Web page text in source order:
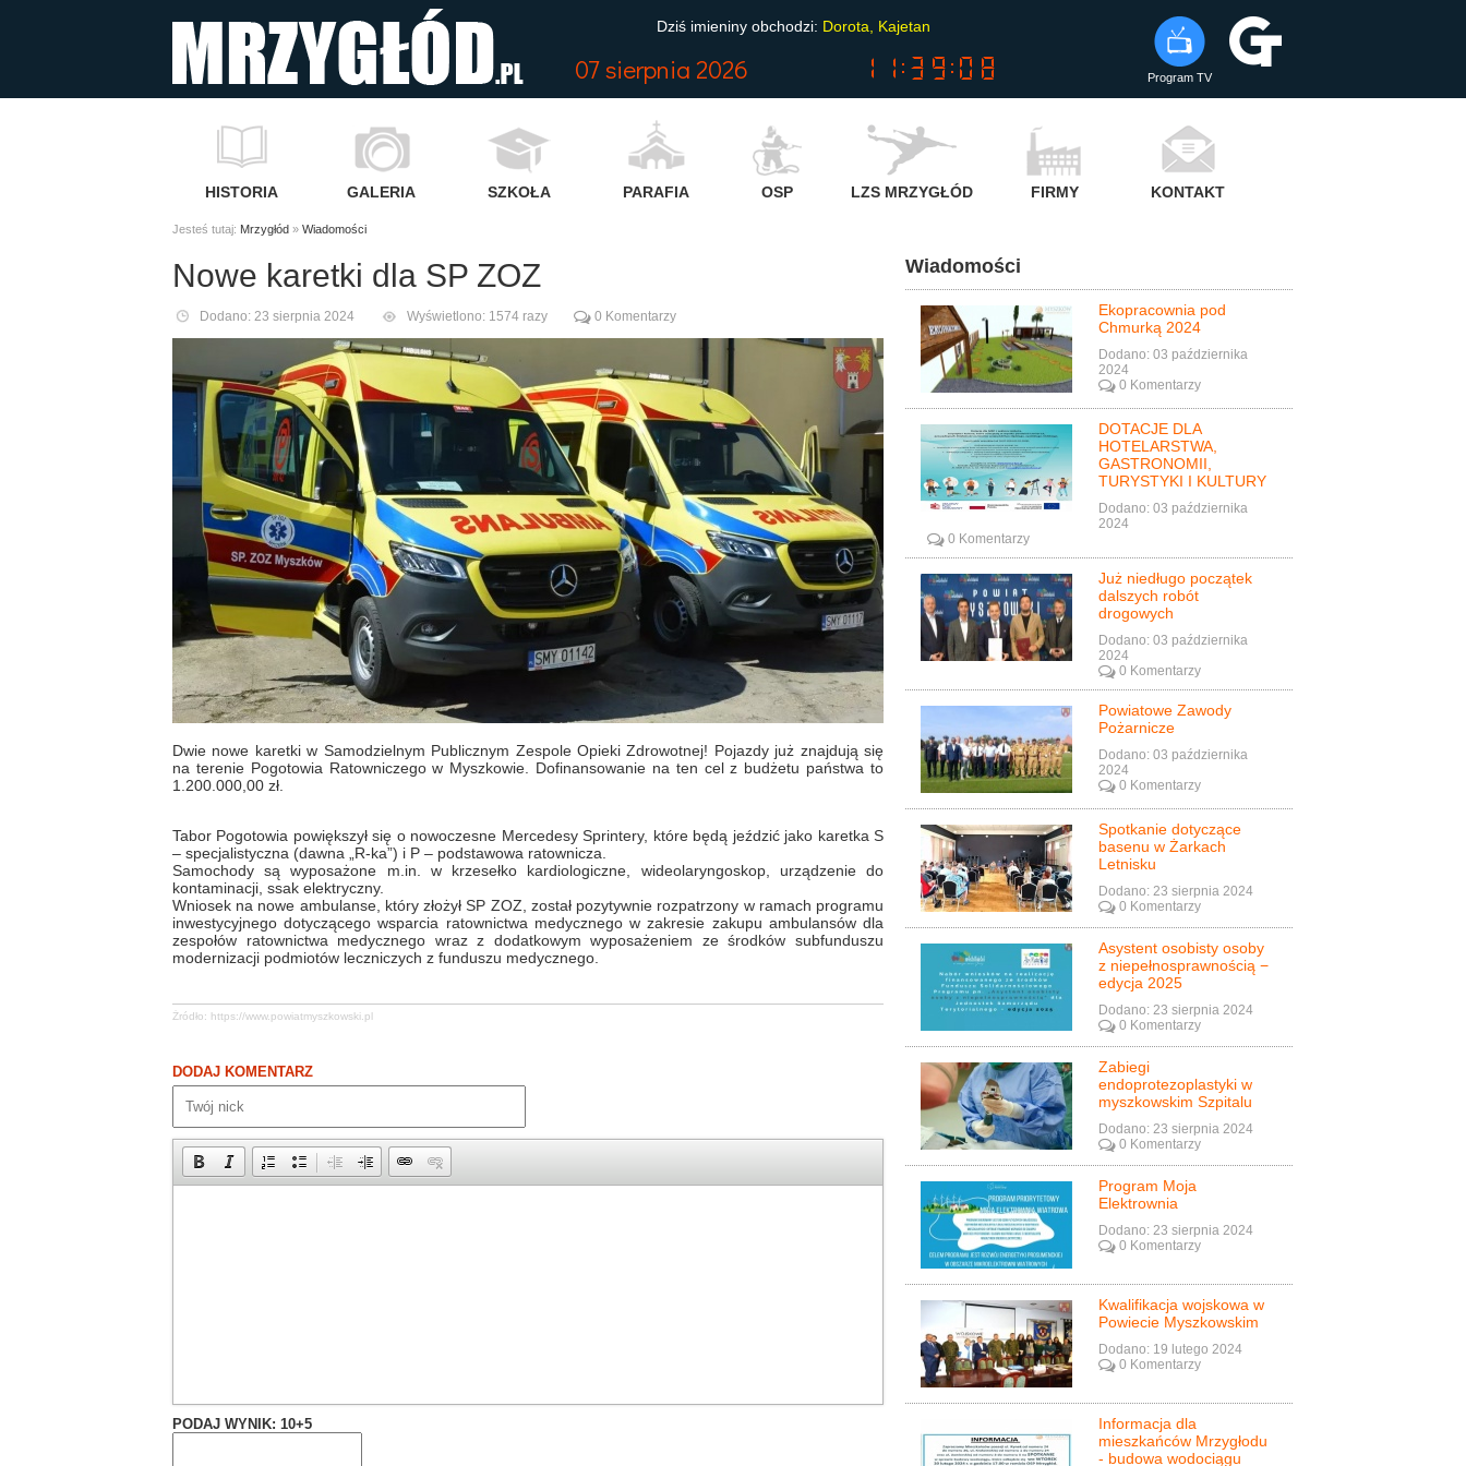
Dziś imieniny obchodzi: Dorota, Kajetan
07 sierpnia 2026 Program TV
HISTORIA GALERIA SZKOŁA PARAFIA OSP LZS MRZYGŁÓD FIRMY KONTAKT
Jesteś tutaj: Mrzygłód » Wiadomości
Nowe karetki dla SP ZOZ
Dodano: 23 sierpnia 2024 Wyświetlono: 1574 razy 0 Komentarzy
Dwie nowe karetki w Samodzielnym Publicznym Zespole Opieki Zdrowotnej! Pojazdy już znajdują się
na terenie Pogotowia Ratowniczego w Myszkowie. Dofinansowanie na ten cel z budżetu państwa to
1.200.000,00 zł.
Tabor Pogotowia powiększył się o nowoczesne Mercedesy Sprintery, które będą jeździć jako karetka S
– specjalistyczna (dawna „R-ka”) i P – podstawowa ratownicza.
Samochody są wyposażone m.in. w krzesełko kardiologiczne, wideolaryngoskop, urządzenie do
kontaminacji, ssak elektryczny.
Wniosek na nowe ambulanse, który złożył SP ZOZ, został pozytywnie rozpatrzony w ramach programu
inwestycyjnego dotyczącego wsparcia ratownictwa medycznego w zakresie zakupu ambulansów dla
zespołów ratownictwa medycznego wraz z dodatkowym wyposażeniem ze środków subfunduszu
modernizacji podmiotów leczniczych z funduszu medycznego.
Żródło: https://www.powiatmyszkowski.pl
DODAJ KOMENTARZ
PODAJ WYNIK: 10+5
Wiadomości
Ekopracownia pod
Chmurką 2024
Dodano: 03 października
2024
0 Komentarzy
DOTACJE DLA
HOTELARSTWA,
GASTRONOMII,
TURYSTYKI I KULTURY
Dodano: 03 października
2024
0 Komentarzy
Już niedługo początek
dalszych robót
drogowych
Dodano: 03 października
2024
0 Komentarzy
Powiatowe Zawody
Pożarnicze
Dodano: 03 października
2024
0 Komentarzy
Spotkanie dotyczące
basenu w Żarkach
Letnisku
Dodano: 23 sierpnia 2024
0 Komentarzy
Asystent osobisty osoby
z niepełnosprawnością −
edycja 2025
Dodano: 23 sierpnia 2024
0 Komentarzy
Zabiegi
endoprotezoplastyki w
myszkowskim Szpitalu
Dodano: 23 sierpnia 2024
0 Komentarzy
Program Moja
Elektrownia
Dodano: 23 sierpnia 2024
0 Komentarzy
Kwalifikacja wojskowa w
Powiecie Myszkowskim
Dodano: 19 lutego 2024
0 Komentarzy
Informacja dla
mieszkańców Mrzygłodu
- budowa wodociągu